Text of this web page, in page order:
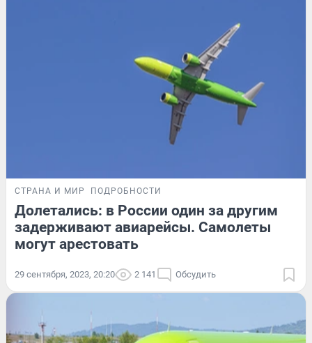
СТРАНА И МИР ПОДРОБНОСТИ
Долетались: в России один за другим
задерживают авиарейсы. Самолеты
могут арестовать
29 сентября, 2023, 20:20 2 141 Обсудить